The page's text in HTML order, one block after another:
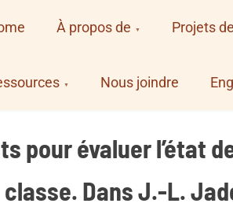
À propos de Projets
Nous joindre
pour évaluer l’état
Dans J.-L.